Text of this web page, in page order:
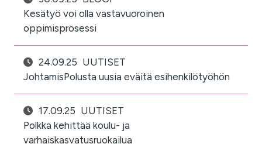
Kesätyö voi olla vastavuoroinen
oppimisprosessi
24.09.25 UUTISET
JohtamisPolusta uusia eväitä esihenkilötyöhön
17.09.25 UUTISET
Polkka kehittää koulu- ja
varhaiskasvatusruokailua